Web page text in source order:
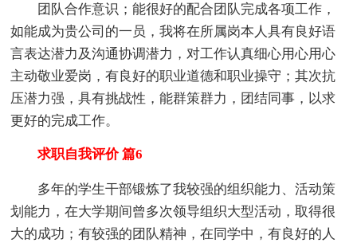
团队合作意识；能很好的配合团队完成各项工作，
如能成为贵公司的一员，我将在所属岗本人具有良好语
言表达潜力及沟通协调潜力，对工作认真细心用心用心
主动敬业爱岗，有良好的职业道德和职业操守；其次抗
压潜力强，具有挑战性，能群策群力，团结同事，以求
更好的完成工作。
求职自我评价 篇6
多年的学生干部锻炼了我较强的组织能力、活动策
划能力，在大学期间曾多次领导组织大型活动，取得很
大的成功；有较强的团队精神，在同学中，有良好的人